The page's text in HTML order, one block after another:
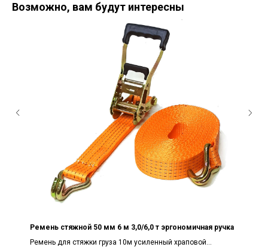
Возможно, вам будут интересны
Ремень стяжной 50 мм 6 м 3,0/6,0 т эргономичная ручка
Ремень для стяжки груза 10м усиленный храповой